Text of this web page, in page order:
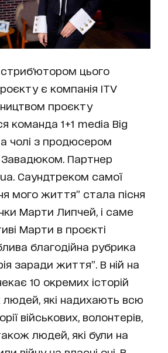
цього
є компанія ITV
проєкту
команда 1+1 media Big
чолі з продюсером
Партнер
Саундтреком самої
мого життя” стала пісня
Марти Липчей, і саме
Марти в проєкті
благодійна рубрика
заради життя”. В ній на
10 окремих історій
людей, які надихають всю
військових, волонтерів,
людей, які були на